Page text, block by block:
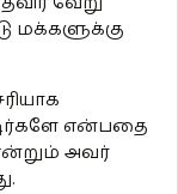
மக்களுக்கு
என்பதை
அவர்